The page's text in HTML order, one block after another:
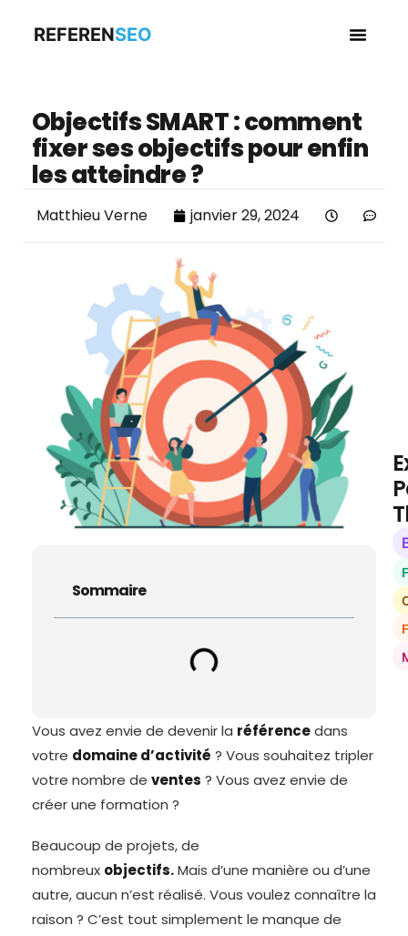
REFERENSEO
Objectifs SMART : comment
fixer ses objectifs pour enfin
les atteindre ?
Matthieu Verne janvier 29, 2024
Sommaire
Vous avez envie de devenir la référencedans
votre domaine d’activité ? Vous souhaitez tripler
votre nombre de ventes ? Vous avez envie de
créer une formation ?
Beaucoup de projets, de
nombreux objectifs.Mais d’une manière ou d’une
autre, aucun n’est réalisé. Vous voulez connaître la
raison ? C’est tout simplement le manque de